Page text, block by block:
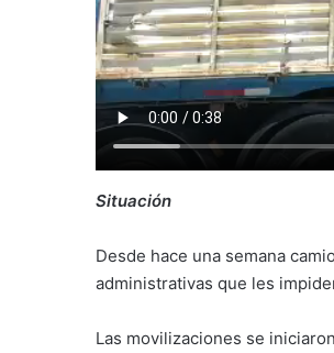
Situación
Desde hace una semana
administrativas que les
Las movilizaciones se